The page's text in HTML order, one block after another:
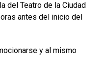
del Teatro de la Ciudad
antes del inicio del
y al mismo